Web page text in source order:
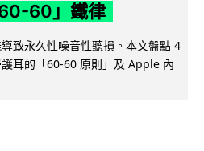
60」鐵律
致永久性噪音性聽損。本文盤點 4
耳的「60-60 原則」及 Apple 內